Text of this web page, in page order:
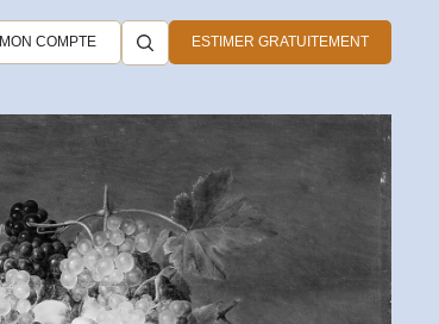
MON COMPTE ESTIMER GRATUITEMENT